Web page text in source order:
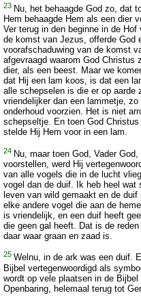
23 Nu, het behaagde God zo, dat
Hem behaagde Hem als een dier
Ver terug in den beginne in de
de komst van Jezus, offerde God
voorafschaduwing van de komst
afgevraagd waarom God Christus
dier, als een beest. Maar we
dat Hij een lam koos, is dat een
alle schepselen is die er op
vriendelijker dan een lammetje,
onderhoud voorzien. Het is niet
schepseltje. En toen God
stelde Hij Hem voor in een lam.
24 Nu, maar toen God, Vader
voorstellen, werd Hij
van alle vogels die in de lucht
vogel dan de duif. Ik heb heel
leven van wild gemaakt en de
elke andere vogel die aan de
is vriendelijk, en een duif heeft
die geen gal heeft. Dat is de
daar waar graan en zaad is.
25 Welnu, in de ark was een duif.
Bijbel vertegenwoordigd als
wordt op vele plaatsen in de
Openbaring, helemaal terug tot